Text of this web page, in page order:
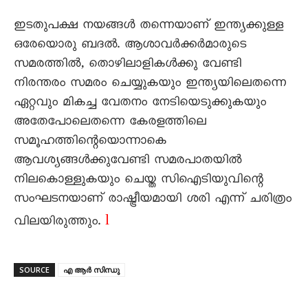
ഇടതുപക്ഷ നയങ്ങൾ തന്നെയാണ് ഇന്ത്യക്കുള്ള
ഒരേയൊരു ബദൽ. ആശാവർക്കർമാരുടെ
സമരത്തിൽ, തൊഴിലാളികൾക്കു വേണ്ടി
നിരന്തരം സമരം ചെയ്യുകയും ഇന്ത്യയിലെതന്നെ
ഏറ്റവും മികച്ച വേതനം നേടിയെടുക്കുകയും
അതേപോലെതന്നെ കേരളത്തിലെ
സമൂഹത്തിന്റെയൊന്നാകെ
ആവശ്യങ്ങൾക്കുവേണ്ടി സമരപാതയിൽ
നിലകൊള്ളുകയും ചെയ്ത സിഐടിയുവിന്റെ
സംഘടനയാണ് രാഷ്ട്രീയമായി ശരി എന്ന് ചരിത്രം
വിലയിരുത്തും. l
SOURCE എ ആർ സിന്ധു